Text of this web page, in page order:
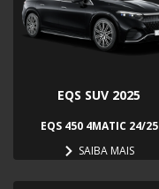
EQS SUV 2025
EQS 450 4MATIC 24/25
SAIBA MAIS